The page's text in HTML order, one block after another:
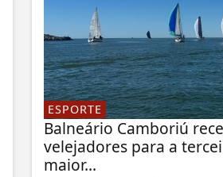
ESPORTE
Balneário Camboriú
velejadores para a
maior...